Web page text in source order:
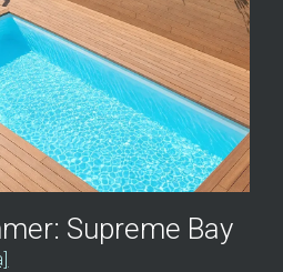
Supreme Bay